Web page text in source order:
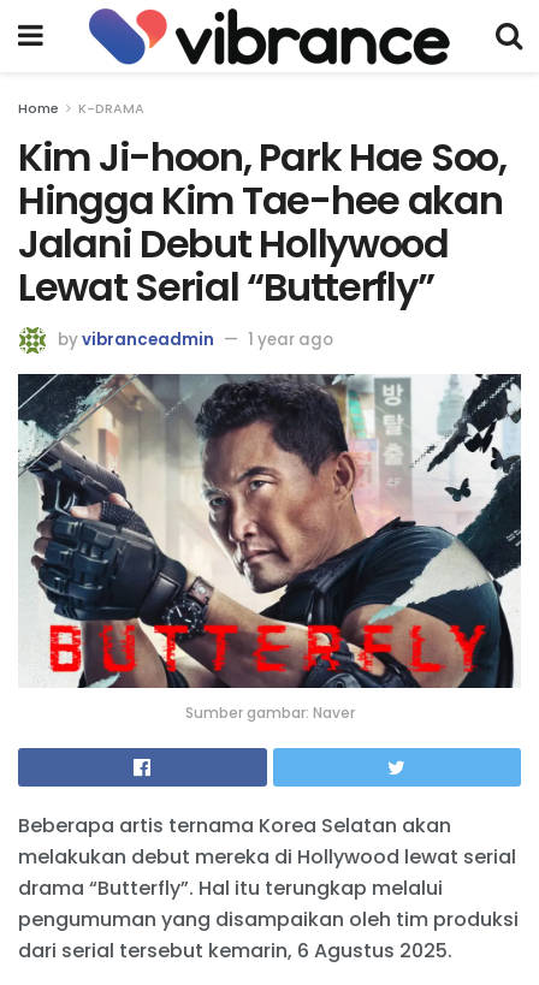
Home K-DRAMA
Kim Ji-hoon, Park Hae Soo,
Hingga Kim Tae-hee akan
Jalani Debut Hollywood
Lewat Serial “Butterfly”
byvibranceadmin 1 year ago
Sumber gambar: Naver
Beberapa artis ternama Korea Selatan akan
melakukan debut mereka di Hollywood lewat serial
drama “Butterfly”. Hal itu terungkap melalui
pengumuman yang disampaikan oleh tim produksi
dari serial tersebut kemarin, 6 Agustus 2025.